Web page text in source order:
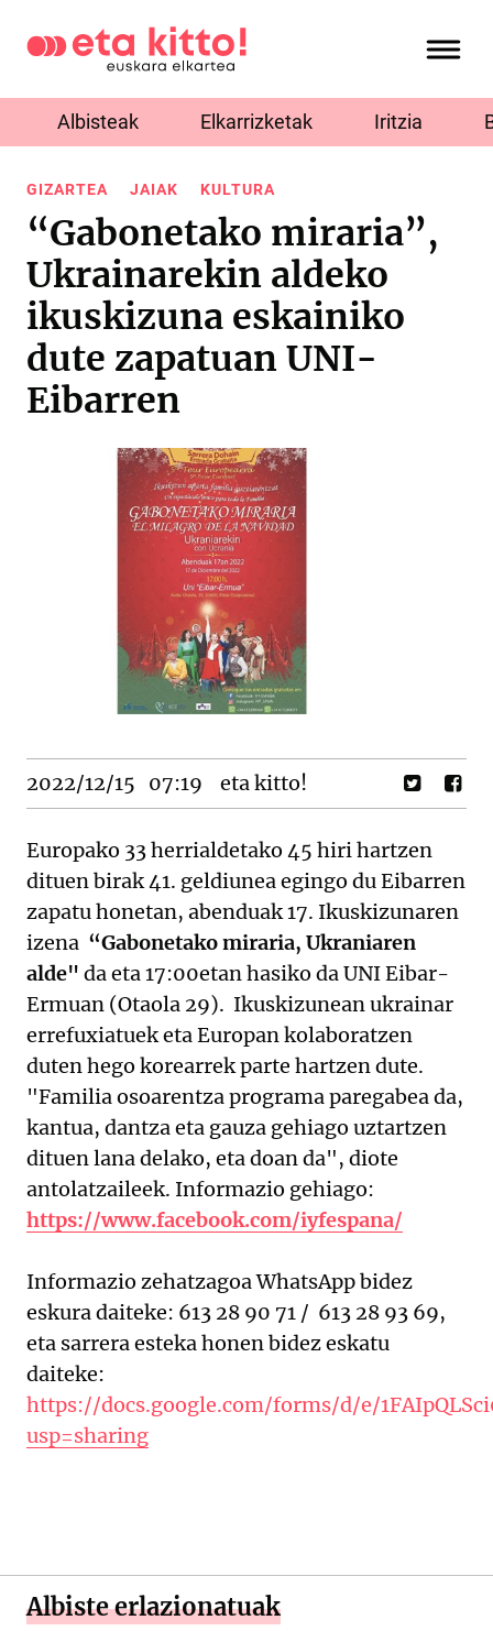
Albisteak Elkarrizketak Iritzia
GIZARTEA JAIAK KULTURA
“Gabonetako miraria”,
Ukrainarekin aldeko
ikuskizuna eskainiko
dute zapatuan UNI-
Eibarren
2022/12/15 07:19 eta kitto!
Europako 33 herrialdetako 45 hiri hartzen
dituen birak 41. geldiunea egingo du Eibarren
zapatu honetan, abenduak 17. Ikuskizunaren
izena “Gabonetako miraria, Ukraniaren
alde" da eta 17:00etan hasiko da UNI Eibar-
Ermuan (Otaola 29). Ikuskizunean ukrainar
errefuxiatuek eta Europan kolaboratzen
duten hego korearrek parte hartzen dute.
"Familia osoarentza programa paregabea da,
kantua, dantza eta gauza gehiago uztartzen
dituen lana delako, eta doan da", diote
antolatzaileek. Informazio gehiago:
https://www.facebook.com/iyfespana/
Informazio zehatzagoa WhatsApp bidez
eskura daiteke: 613 28 90 71 / 613 28 93 69,
eta sarrera esteka honen bidez eskatu
daiteke:
https://docs.google.com/forms/d/e/
usp=sharing
Albiste erlazionatuak